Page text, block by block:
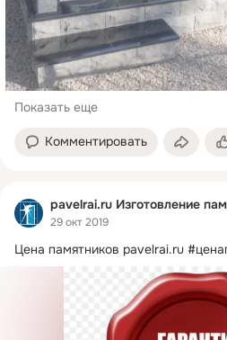
Показать еще
Комментировать
pavelrai.ru Изготовление
29 окт 2019
Цена памятников pavelrai.ru